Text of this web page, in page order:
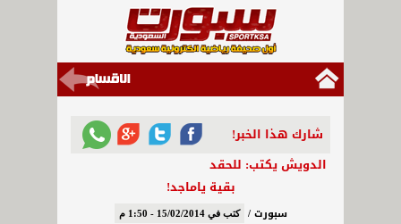
شارك هذا الخبر!
الدويش يكتب: للحقد
بقية ياماجد!
سبورت / كتب في 15/02/2014 - 1:50 م